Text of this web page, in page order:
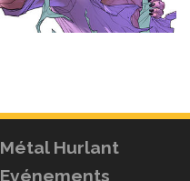
Métal Hurlant
Evénements